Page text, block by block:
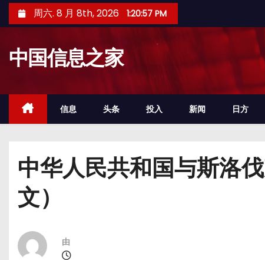
至
周六. 8 月 8th, 2026 1:20:57 PM
中国信息之家
信息 头条 投入 新闻 日方
中华人民共和国与斯洛
文）
由